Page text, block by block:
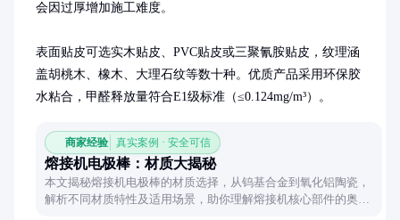
会因过厚增加施工难度。
表面贴皮可选实木贴皮、PVC贴皮或三聚氰胺贴皮，纹理涵
盖胡桃木、橡木、大理石纹等数十种。优质产品采用环保胶
水粘合，甲醛释放量符合E1级标准（≤0.124mg/m³）。
商家经验 真实案例 · 安全可信
熔接机电极棒：材质大揭秘
本文揭秘熔接机电极棒的材质选择，从钨基合金到氧化铝陶瓷，
解析不同材质特性及适用场景，助你理解熔接机核心部件的奥